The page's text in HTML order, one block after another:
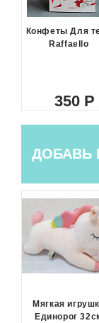
Конфеты Для
Raffaello
350
ДОБАВЬ
Мягкая
Единорог